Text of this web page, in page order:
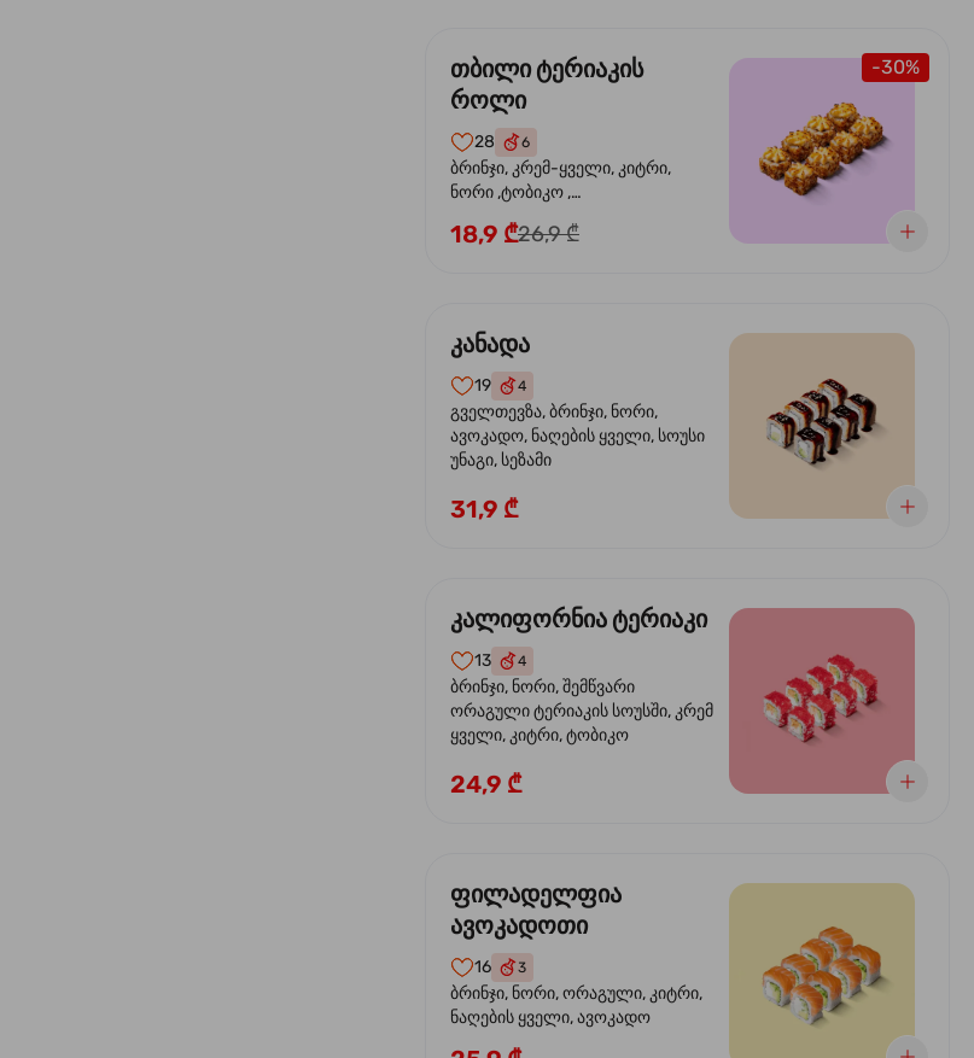
-30%
თბილი ტერიაკის
როლი
28 6
ბრინჯი, კრემ-ყველი, კიტრი,
ნორი ,ტობიკო ,
სეზამი, ტერიაკის სოუსი
18,9 ₾26,9 ₾
კანადა
19 4
გველთევზა, ბრინჯი, ნორი,
ავოკადო, ნაღების ყველი, სოუსი
უნაგი, სეზამი
31,9 ₾
კალიფორნია ტერიაკი
13 4
ბრინჯი, ნორი, შემწვარი
ორაგული ტერიაკის სოუსში, კრემ
ყველი, კიტრი, ტობიკო
24,9 ₾
ფილადელფია
ავოკადოთი
16 3
ბრინჯი, ნორი, ორაგული, კიტრი,
ნაღების ყველი, ავოკადო